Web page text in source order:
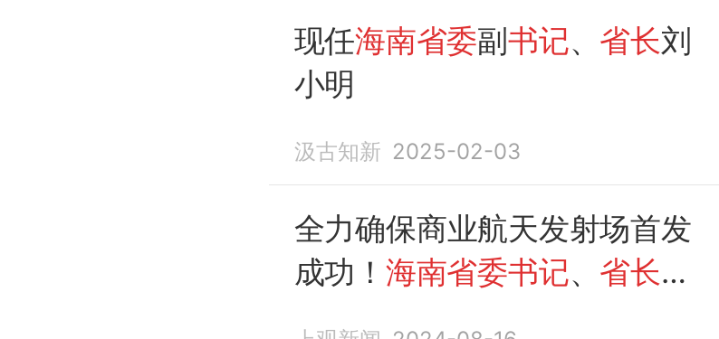
现任海南省委副书记、 省长刘
小明
汲古知新 2025-02-03
全力确保商业航天发射场首发
成功！ 海南省委书记、 省长调